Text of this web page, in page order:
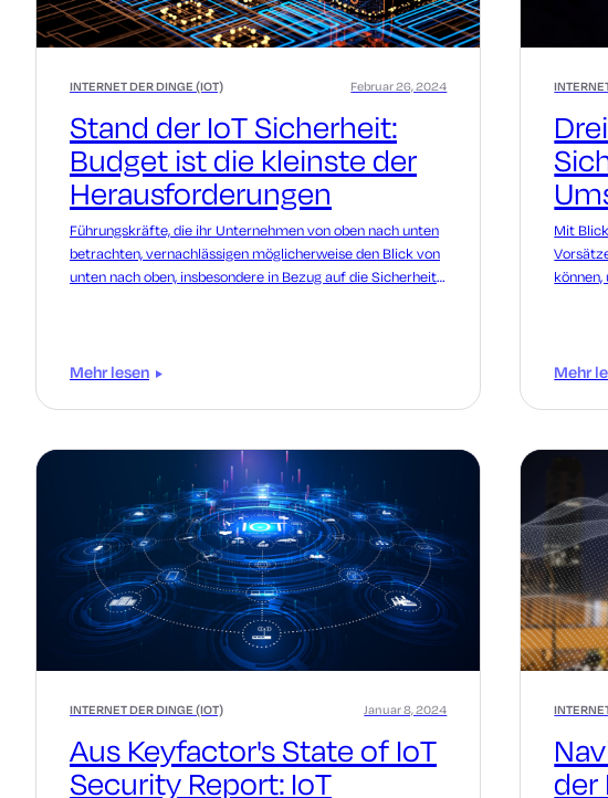
INTERNET DER DINGE (IOT)
Stand der IoT Sicherheit:
Budget ist die kleinste der
Herausforderungen
Februar 26, 2024
Führungskräfte, die ihr Unternehmen von oben nach unten
betrachten, vernachlässigen möglicherweise den Blick von
unten nach oben, insbesondere in Bezug auf die Sicherheit
Mehr lesen
Mit
können,
Mehr
INTERNET DER DINGE (IOT)
Aus Keyfactor's State of IoT
Security Report: IoT
Januar 8, 2024
der